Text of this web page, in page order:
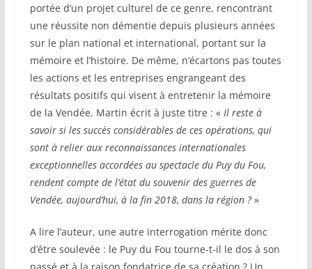
portée d’un projet culturel de ce genre, rencontrant
une réussite non démentie depuis plusieurs années
sur le plan national et international, portant sur la
mémoire et l’histoire. De même, n’écartons pas toutes
les actions et les entreprises engrangeant des
résultats positifs qui visent à entretenir la mémoire
de la Vendée. Martin écrit à juste titre : « Il reste à
savoir si les succès considérables de ces opérations, qui
sont à relier aux reconnaissances internationales
exceptionnelles accordées au spectacle du Puy du Fou,
rendent compte de l’état du souvenir des guerres de
Vendée, aujourd’hui, à la fin 2018, dans la région ?»
A lire l’auteur, une autre interrogation mérite donc
d’être soulevée : le Puy du Fou tourne-t-il le dos à son